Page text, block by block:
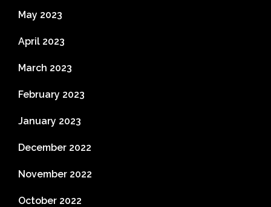
May 2023
April 2023
March 2023
February 2023
January 2023
December 2022
November 2022
October 2022